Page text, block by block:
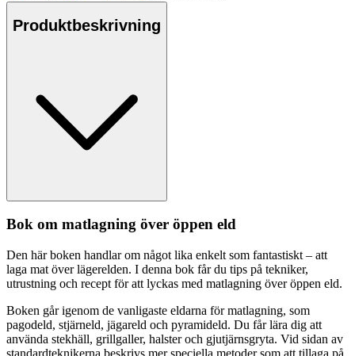
Produktbeskrivning
Bok om matlagning över öppen eld
Den här boken handlar om något lika enkelt som fantastiskt – att
laga mat över lägerelden. I denna bok får du tips på tekniker,
utrustning och recept för att lyckas med matlagning över öppen eld.
Boken går igenom de vanligaste eldarna för matlagning, som
pagodeld, stjärneld, jägareld och pyramideld. Du får lära dig att
använda stekhäll, grillgaller, halster och gjutjärnsgryta. Vid sidan av